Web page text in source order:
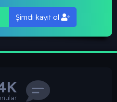
Şimdi kayıt ol